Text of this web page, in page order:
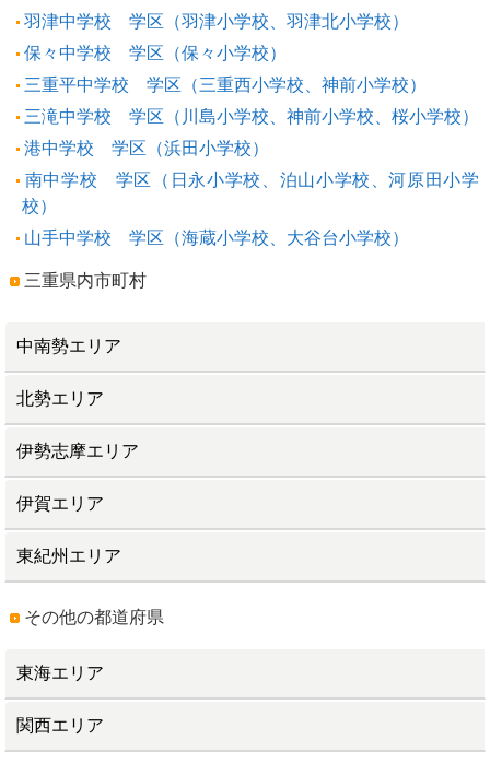
羽津中学校 学区（羽津小学校、羽津北小学校）
保々中学校 学区（保々小学校）
三重平中学校 学区（三重西小学校、神前小学校）
三滝中学校 学区（川島小学校、神前小学校、桜小学校）
港中学校 学区（浜田小学校）
南中学校 学区（日永小学校、泊山小学校、河原田小学
校）
山手中学校 学区（海蔵小学校、大谷台小学校）
三重県内市町村
中南勢エリア
北勢エリア
伊勢志摩エリア
伊賀エリア
東紀州エリア
その他の都道府県
東海エリア
関西エリア